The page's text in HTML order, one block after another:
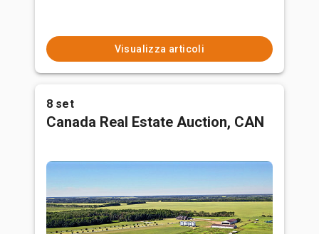
Visualizza articoli
8 set
Canada Real Estate Auction, CAN